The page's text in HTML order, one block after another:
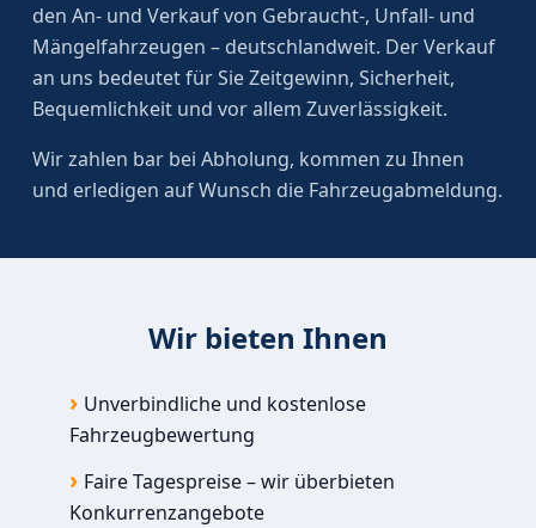
den An- und Verkauf von Gebraucht-, Unfall- und
Mängelfahrzeugen – deutschlandweit. Der Verkauf
an uns bedeutet für Sie Zeitgewinn, Sicherheit,
Bequemlichkeit und vor allem Zuverlässigkeit.
Wir zahlen bar bei Abholung, kommen zu Ihnen
und erledigen auf Wunsch die Fahrzeugabmeldung.
Wir bieten Ihnen
Unverbindliche und kostenlose
Fahrzeugbewertung
Faire Tagespreise – wir überbieten
Konkurrenzangebote